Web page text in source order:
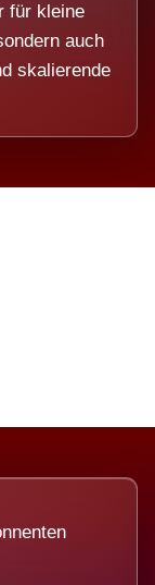
für kleine
auch
skalierende